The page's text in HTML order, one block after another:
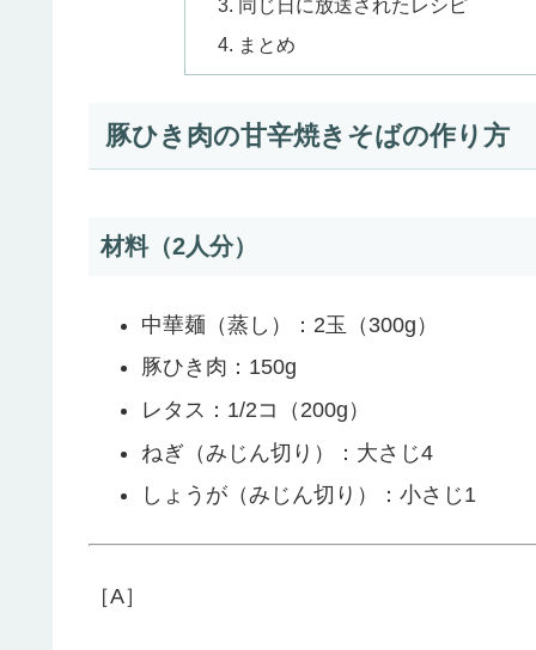
同じ日に放送されたレシピ
まとめ
豚ひき肉の甘辛焼きそばの作り方
材料（2人分）
中華麺（蒸し）：2玉（300g）
豚ひき肉：150g
レタス：1/2コ（200g）
ねぎ（みじん切り）：大さじ4
しょうが（みじん切り）：小さじ1
［A］